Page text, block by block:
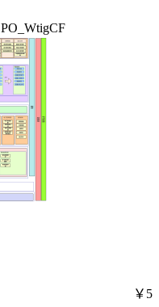
PO_WtigCF
￥5